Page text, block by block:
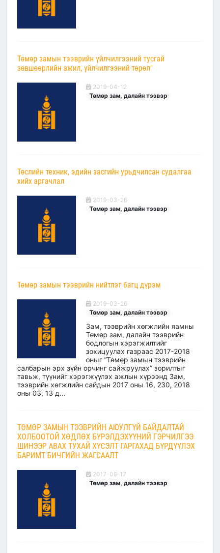
Төмөр замын тээврийн үйлчилгээний тусгай
зөвшөөрлийн ажил, үйлчилгээний төрөл"
2019-04-12
Төмөр зам, далайн тээвэр
Төслийн техник, эдийн засгийн урьдчилсан судалгаа
хийх аргачлал
2019-03-26
Төмөр зам, далайн тээвэр
Төмөр замын тээврийн нийтлэг багц дүрэм
2019-03-26
Төмөр зам, далайн тээвэр
Зам, тээврийн хөгжлийн яамны
Төмөр зам, далайн тээврийн
бодлогын хэрэгжилтийг
зохицуулах газраас 2017-2018
оныг “Төмөр замын тээврийн
салбарын эрх зүйн орчинг сайжруулах” зорилтыг
тавьж, түүнийг хэрэгжүүлэх ажлын хүрээнд Зам,
тээврийн хөгжлийн сайдын 2017 оны 16, 230, 2018
оны 03, 13 д...
ТӨМӨР ЗАМЫН ТЭЭВРИЙН АЮУЛГҮЙ БАЙДАЛТАЙ
ХОЛБООТОЙ ХӨДЛӨХ БҮРЭЛДЭХҮҮНИЙ ГЭРЧИЛГЭЭ
ШИНЭЭР АВАХ ТУХАЙ ХҮСЭЛТ ГАРГАХАД БҮРДҮҮЛЭХ
БАРИМТ БИЧГИЙН ЖАГСААЛТ
2017-08-17
Төмөр зам, далайн тээвэр